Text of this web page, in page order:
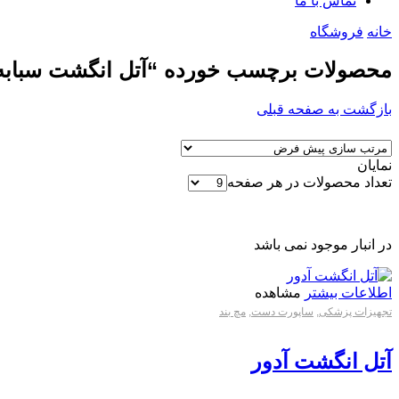
خانه فروشگاه
محصولات برچسب خورده “آتل انگشت
بازگشت به صفحه قبلی
نمایان
تعداد محصولات در هر صفحه
در انبار موجود نمی باشد
اطلاعات بیشتر مشاهده
تجهیزات پزشکی, ساپورت دست, مچ بند
آتل انگشت آدور